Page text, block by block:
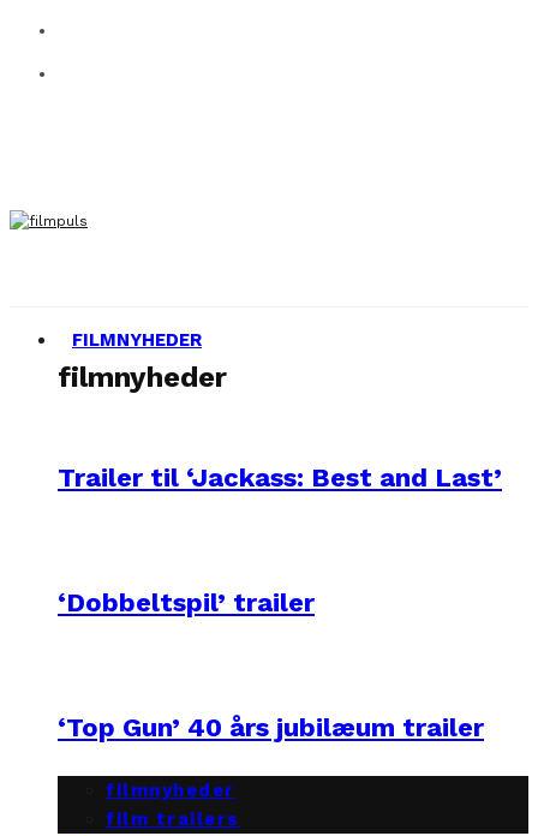
FILMNYHEDER
filmnyheder
Trailer til ‘Jackass: Best and Last’
‘Dobbeltspil’ trailer
‘Top Gun’ 40 års jubilæum trailer
filmnyheder
film trailers